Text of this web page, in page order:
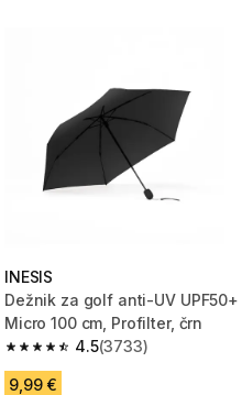
INESIS
Dežnik za golf anti-UV UPF50+
Micro 100 cm, Profilter, črn
4.5
4.5 od 5 zvezdic from 3733
(3733)
9,99 €